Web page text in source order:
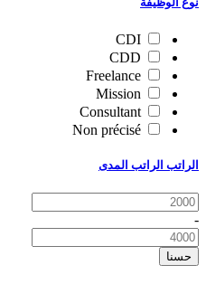
CDI
CDD
Freelance
Mission
Consultant
Non précisé
الراتب الراتب المدى
-
حسنا